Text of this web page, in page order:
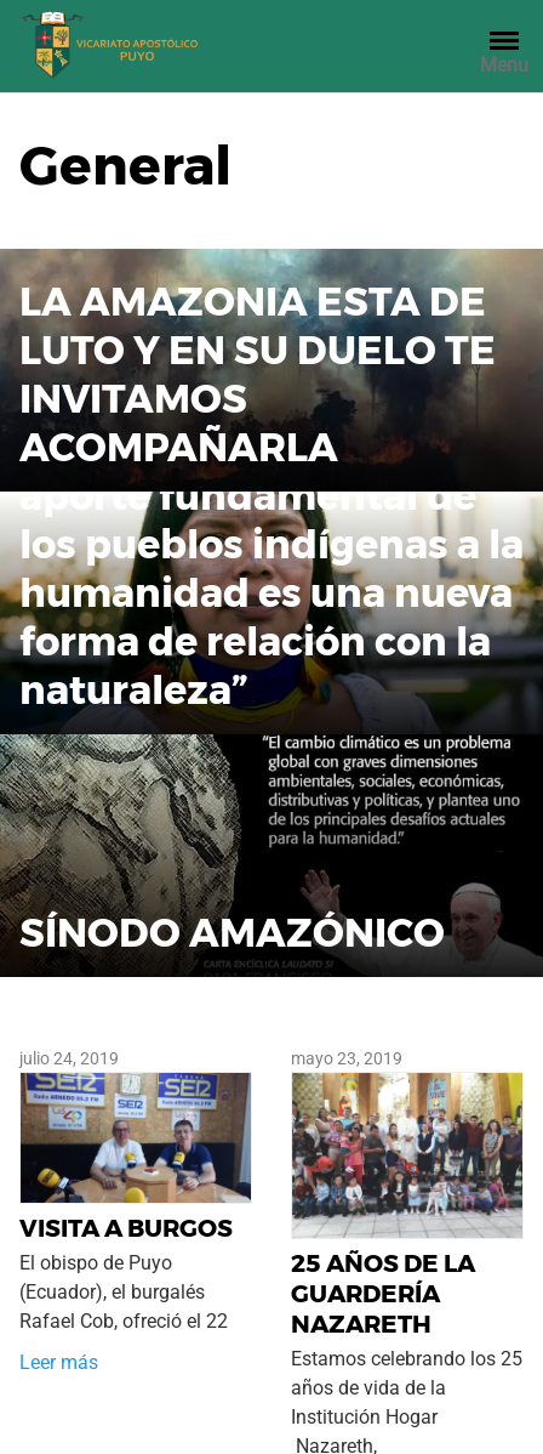
Saltar
contenido
Menu
General
LA AMAZONIA ESTA DE
LUTO Y EN SU DUELO TE
INVITAMOS
ACOMPAÑARLA
Patricia Gualinga: “El
aporte fundamental de
los pueblos indígenas a la
humanidad es una nueva
forma de relación con la
naturaleza”
SÍNODO AMAZÓNICO
julio 24, 2019
VISITA A BURGOS
El obispo de Puyo
(Ecuador), el burgalés
Rafael Cob, ofreció el 22
Leer más
mayo 23, 2019
25 AÑOS DE LA
GUARDERÍA
NAZARETH
Estamos celebrando los 25
años de vida de la
Institución Hogar
Nazareth,